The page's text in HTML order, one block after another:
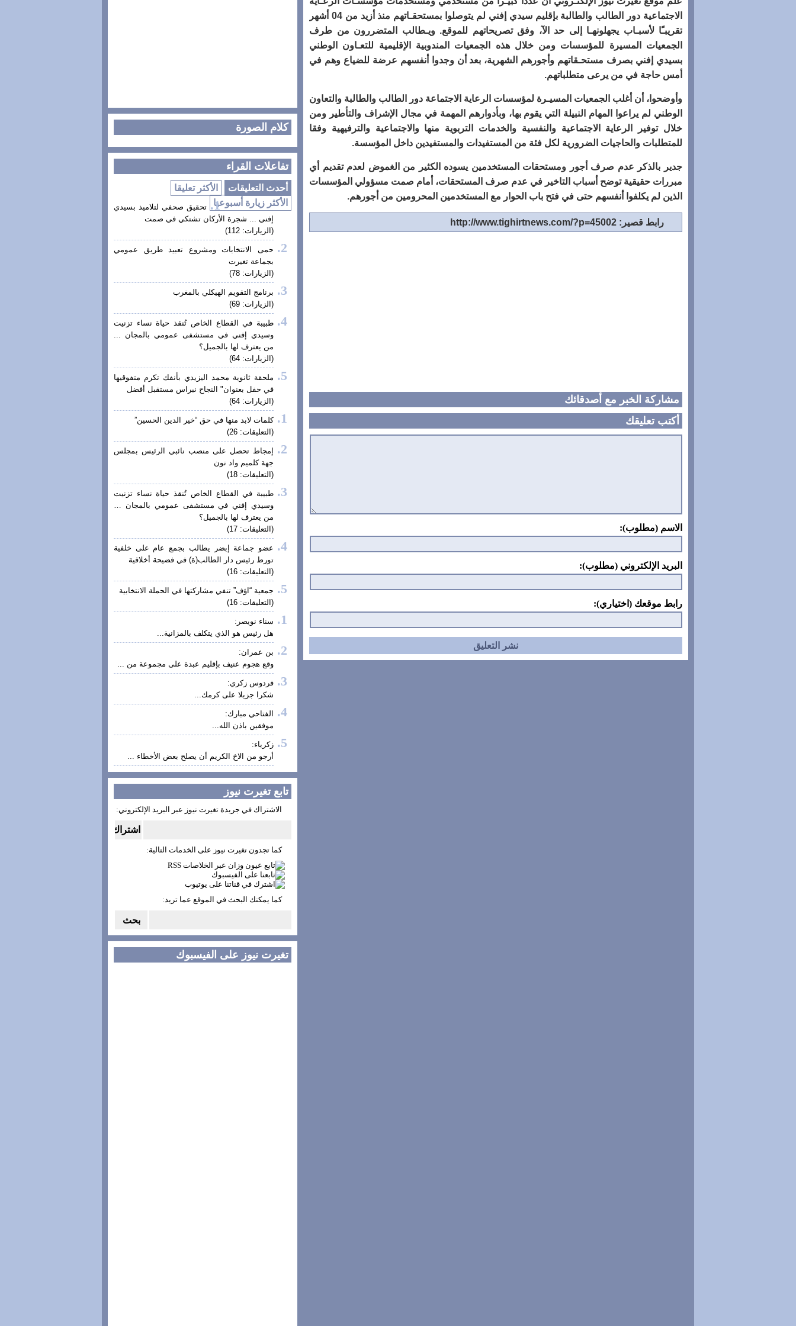
الاجتماعية دور الطالب والطالبة بإقليم سيدي إفني لم يتوصلوا بمستحقـاتهم منذ أزيد من 04 أشهر
تقريبـًا لأسبـاب يجهلونهـا إلى حد الآ، وفق تصريحاتهم للموقع. ويـطالب المتضررون من طرف
الجمعيات المسيرة للمؤسسات ومن خلال هذه الجمعيات المندوبية الإقليمية للتعـاون الوطني
بسيدي إفني بصرف مستحـقاتهم وأجورهم الشهرية، بعد أن وجدوا أنفسهم عرضة للضياع وهم في
أمس حاجة في من يرعى متطلباتهم.
وأوضحوا، أن أغلب الجمعيات المسيـرة لمؤسسات الرعاية الاجتماعة دور الطالب والطالبة والتعاون
الوطني لم يراعوا المهام النبيلة التي يقوم بها، وبأدوارهم المهمة في مجال الإشراف والتأطير ومن
خلال توفير الرعاية الاجتماعية والنفسية والخدمات التربوية منها والاجتماعية والترفيهية وفقا
للمتطلبات والحاجيات الضرورية لكل فئة من المستفيدات والمستفيدين داخل المؤسسة.
جدير بالذكر عدم صرف أجور ومستحقات المستخدمين يسوده الكثير من الغموض لعدم تقديم أي
مبررات حقيقية توضح أسباب التاخير في عدم صرف المستحقات، أمام صمت مسؤولي المؤسسات
الذين لم يكلفوا أنفسهم حتى في فتح باب الحوار مع المستخدمين المحرومين من أجورهم.
رابط قصير: http://www.tighirtnews.com/?p=45002
مشاركة الخبر مع أصدقائك
أكتب تعليقك
الاسم (مطلوب):
البريد الإلكتروني (مطلوب):
رابط موقعك (اختياري):
كلام الصورة
تفاعلات القراء
أحدث التعليقات
الأكثر تعليقا
الأكثر زيارة أسبوعيا
تحقيق صحفي لتلاميذ بسيدي
إفني ... شجرة الأركان تشتكي في صمت
(الزيارات: 112)
حمى الانتخابات ومشروع تعبيد طريق عمومي
بجماعة تغيرت
(الزيارات: 78)
برنامج التقويم الهيكلي بالمغرب
(الزيارات: 69)
طبيبة في القطاع الخاص تُنقذ حياة نساء تزنيت
وسيدي إفني في مستشفى عمومي بالمجان ...
من يعترف لها بالجميل؟
(الزيارات: 64)
ملحقة ثانوية محمد اليزيدي بأنفك تكرم متفوقيها
في حفل بعنوان" النجاح نبراس مستقبل أفضل
(الزيارات: 64)
كلمات لابد منها في حق “خير الدين الحسين”
(التعليقات: 26)
إمجاط تحصل على منصب نائبي الرئيس بمجلس
جهة كلميم واد نون
(التعليقات: 18)
طبيبة في القطاع الخاص تُنقذ حياة نساء تزنيت
وسيدي إفني في مستشفى عمومي بالمجان …
من يعترف لها بالجميل؟
(التعليقات: 17)
عضو جماعة إبضر يطالب بجمع عام على خلفية
تورط رئيس دار الطالب(ة) في فضيحة أخلاقية
(التعليقات: 16)
جمعية “اؤف” تنفي مشاركتها في الحملة الانتخابية
(التعليقات: 16)
سناء نويصر:
هل رئيس هو الذي يتكلف بالمزانية...
بن عمران:
وقع هجوم عنيف بإقليم عبدة على مجموعة من ...
فردوس زكري:
شكرا جزيلا على كرمك...
الفتاحي مبارك:
موفقين باذن الله...
زكرياء:
أرجو من الاخ الكريم أن يصلح بعض الأخطاء ...
تابع تغيرت نيوز
الاشتراك في جريدة تغيرت نيوز عبر البريد الإلكتروني:
كما تجدون تغيرت نيوز على الخدمات التالية:
كما يمكنك البحث في الموقع عما تريد:
تغيرت نيوز على الفيسبوك